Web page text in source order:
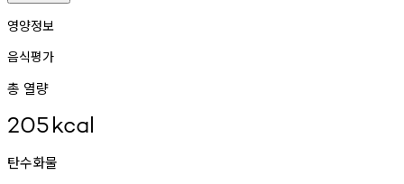
영양정보
음식평가
총 열량
205kcal
탄수화물